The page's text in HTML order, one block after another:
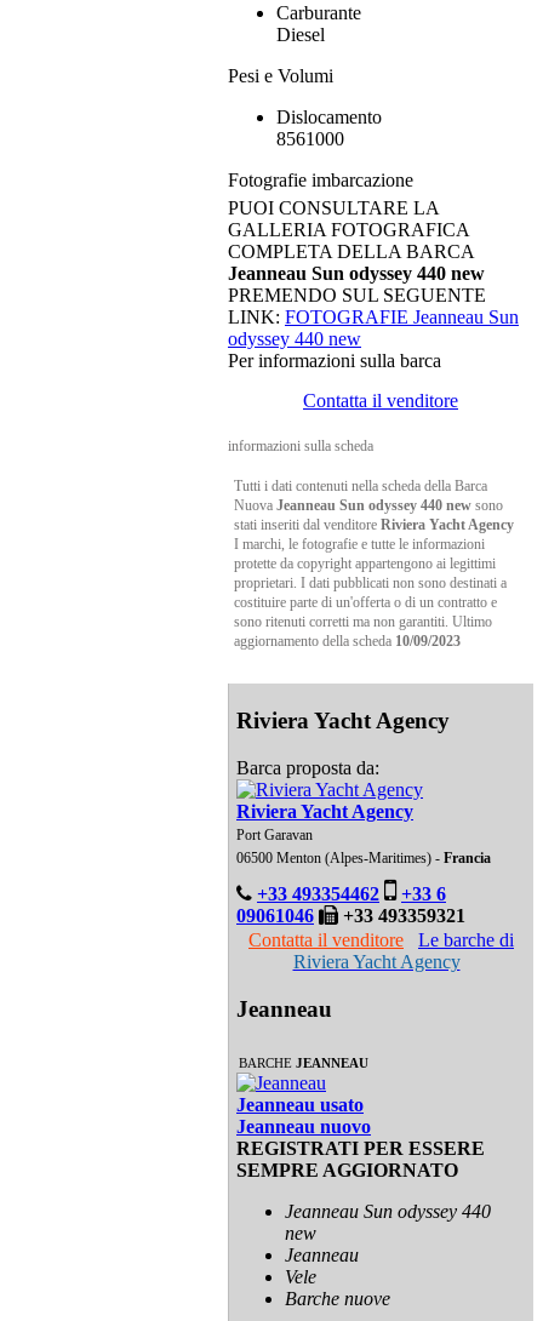
Carburante
Diesel
Pesi e Volumi
Dislocamento
8561000
Fotografie imbarcazione
PUOI CONSULTARE LA
GALLERIA FOTOGRAFICA
COMPLETA DELLA BARCA
Jeanneau Sun odyssey 440 new
PREMENDO SUL SEGUENTE
LINK: FOTOGRAFIE Jeanneau Sun
odyssey 440 new
Per informazioni sulla barca
Contatta il venditore
informazioni sulla scheda
Tutti i dati contenuti nella scheda della Barca
Nuova Jeanneau Sun odyssey 440 new sono
stati inseriti dal venditore Riviera Yacht Agency
I marchi, le fotografie e tutte le informazioni
protette da copyright appartengono ai legittimi
proprietari. I dati pubblicati non sono destinati a
costituire parte di un'offerta o di un contratto e
sono ritenuti corretti ma non garantiti. Ultimo
aggiornamento della scheda 10/09/2023
Riviera Yacht Agency
Barca proposta da:
Riviera Yacht Agency
Port Garavan
06500 Menton (Alpes-Maritimes) - Francia
+33 493354462
+33 6
09061046
+33 493359321
Contatta il venditore
Le barche di
Riviera Yacht Agency
Jeanneau
BARCHE JEANNEAU
Jeanneau usato
Jeanneau nuovo
REGISTRATI PER ESSERE
SEMPRE AGGIORNATO
Jeanneau Sun odyssey 440
new
Jeanneau
Vele
Barche nuove